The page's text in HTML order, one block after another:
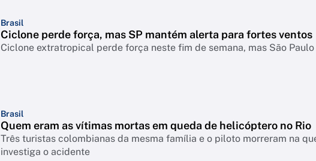
Brasil
Ciclone perde força, mas SP mantém alerta para fortes ventos
Ciclone extratropical perde força neste fim de semana, mas São
Brasil
Quem eram as vítimas mortas em queda de helicóptero no Rio
Três turistas colombianas da mesma família e o piloto morreram na
investiga o acidente